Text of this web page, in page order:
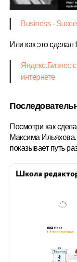
Business -
Или как это
Яндекс.Бизнес
интернете
Посмотри как
Максима
показывает путь